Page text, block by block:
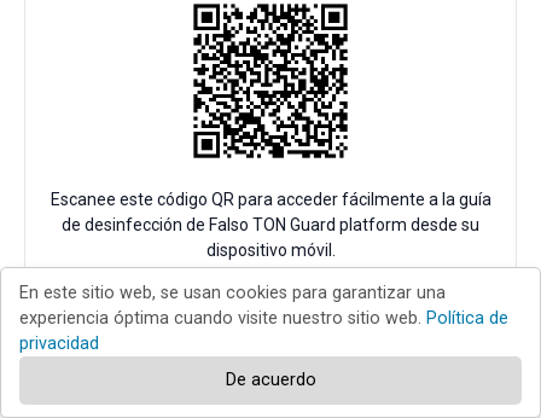
Escanee este código QR para acceder fácilmente a la guía
de desinfección de Falso TON Guard platform desde su
dispositivo móvil.
Nuestra recomendación
En este sitio web, se usan cookies para garantizar una
experiencia óptima cuando visite nuestro sitio web. Política de
privacidad
De acuerdo